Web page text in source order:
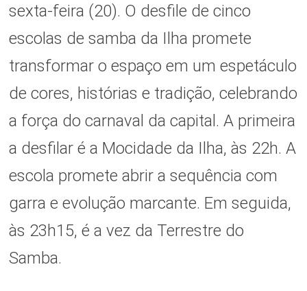
sexta-feira (20). O desfile de cinco
escolas de samba da Ilha promete
transformar o espaço em um espetáculo
de cores, histórias e tradição, celebrando
a força do carnaval da capital. A primeira
a desfilar é a Mocidade da Ilha, às 22h. A
escola promete abrir a sequência com
garra e evolução marcante. Em seguida,
às 23h15, é a vez da Terrestre do
Samba.